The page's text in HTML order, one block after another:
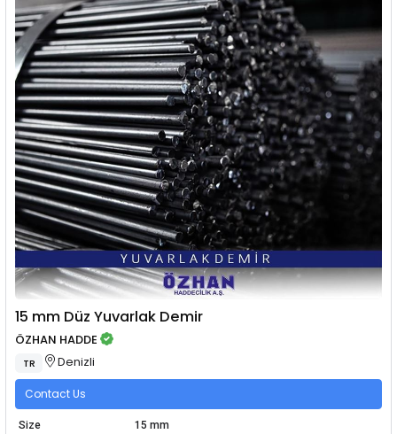
15 mm Düz Yuvarlak Demir
ÖZHAN HADDE
TR Denizli
Contact Us
Size
15 mm